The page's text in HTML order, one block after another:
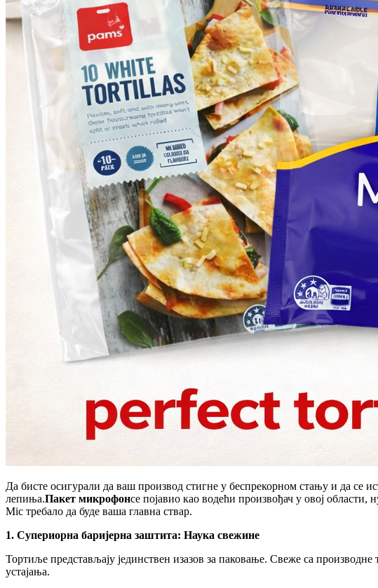
Да бисте осигурали да ваш производ стигне у беспрекорном стању и да се
лепиња.Пакет микрофонсе појавио као водећи произвођач у овој
Mic требало да буде ваша главна ствар.
1. Супериорна баријерна заштита: Наука свежине
Тортиље представљају јединствен изазов за паковање. Свеже са
устајања.